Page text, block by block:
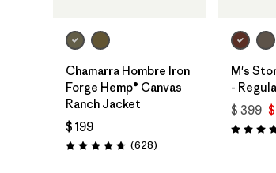
Chamarra Hombre Iron
Forge Hemp® Canvas
Ranch Jacket
$ 199
Valoración: 4.7 / 5
(628Comentarios
)
M's
-
$ 399